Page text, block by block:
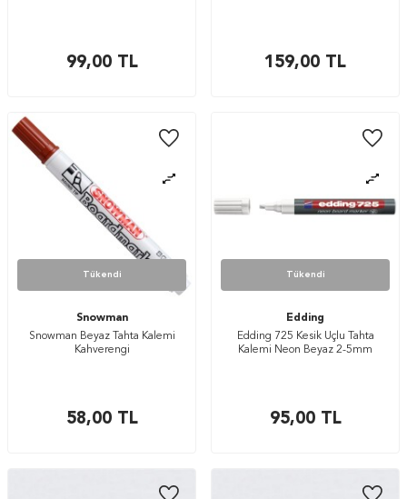
99,00TL 159,00 TL
Tükendi
Snowman
Snowman Beyaz Tahta Kalemi
Kahverengi
58,00TL
Tükendi
Edding
Edding 725 Kesik Uçlu Tahta
Kalemi Neon Beyaz 2-5mm
95,00TL